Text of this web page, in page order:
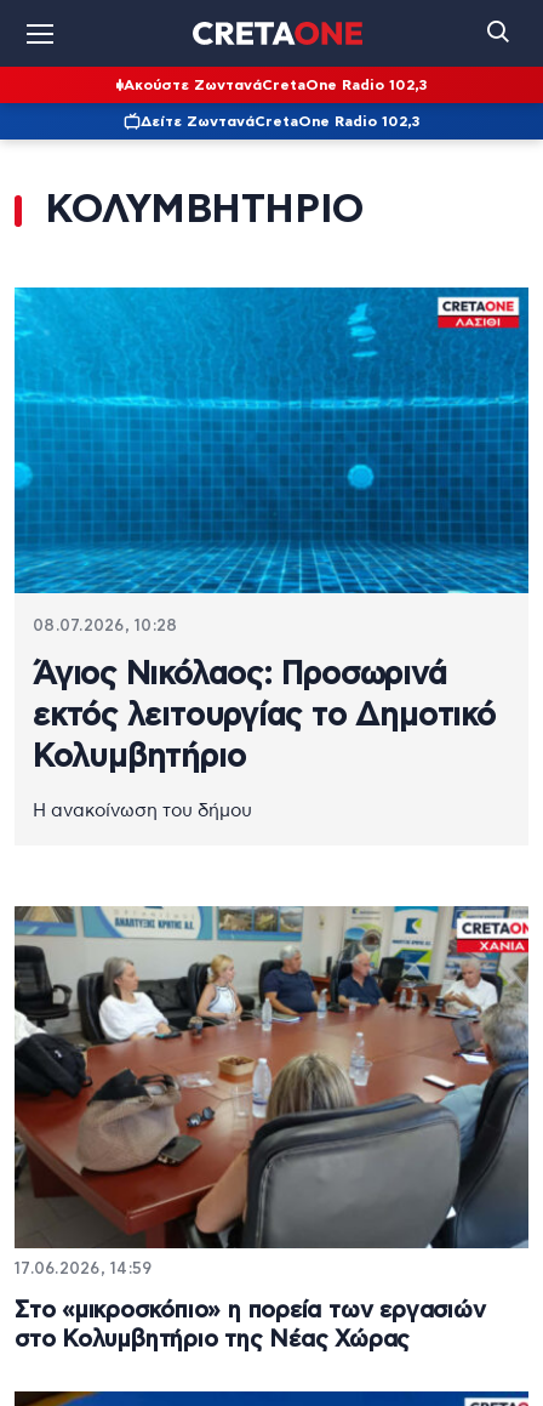
Ακούστε ΖωντανάCretaOne Radio 102,3
Δείτε ΖωντανάCretaOne Radio 102,3
ΚΟΛΥΜΒΗΤΗΡΙΟ
08.07.2026, 10:28
Άγιος Νικόλαος: Προσωρινά
εκτός λειτουργίας το Δημοτικό
Κολυμβητήριο
Η ανακοίνωση του δήμου
17.06.2026, 14:59
Στο «μικροσκόπιο» η πορεία των εργασιών
στο Κολυμβητήριο της Νέας Χώρας